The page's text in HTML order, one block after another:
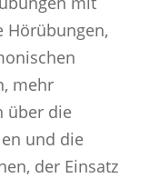
Hörübungen,
mehr
über die
und die
der Einsatz